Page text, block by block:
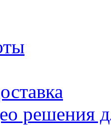
решения